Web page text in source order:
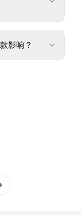
影响？